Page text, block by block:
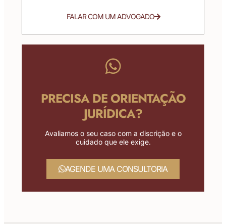
FALAR COM UM ADVOGADO
PRECISA DE ORIENTAÇÃO
JURÍDICA?
Avaliamos o seu caso com a discrição e o
cuidado que ele exige.
AGENDE UMA CONSULTORIA